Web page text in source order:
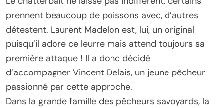
prennent beaucoup de poissons avec, d’autres
détestent. Laurent Madelon est, lui, un original
puisqu’il adore ce leurre mais attend toujours sa
première attaque ! Il a donc décidé
d’accompagner Vincent Delais, un jeune pêcheur
passionné par cette approche.
Dans la grande famille des pêcheurs savoyards, la